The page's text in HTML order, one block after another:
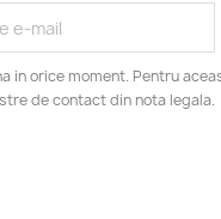
in orice moment. Pentru
de contact din nota legala.